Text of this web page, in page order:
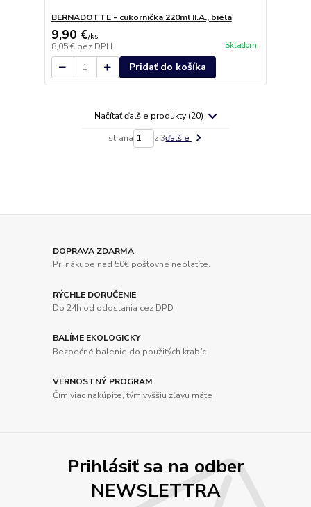
BERNADOTTE - cukornička 220ml II.A., biela
9,90 €/ks
8,05 € bez DPH Skladom
Pridať do košíka
Načítať ďalšie produkty (20)
strana z 3ďalšie
DOPRAVA ZDARMA
Pri nákupe nad 50€ poštovné neplatíte.
RÝCHLE DORUČENIE
Do 24h od odoslania cez DPD
BALÍME EKOLOGICKY
Bezpečné balenie do použitých krabíc
VERNOSTNÝ PROGRAM
Čím viac nakúpite, tým vyššiu zľavu máte
Prihlásiť sa na odber
NEWSLETTRA